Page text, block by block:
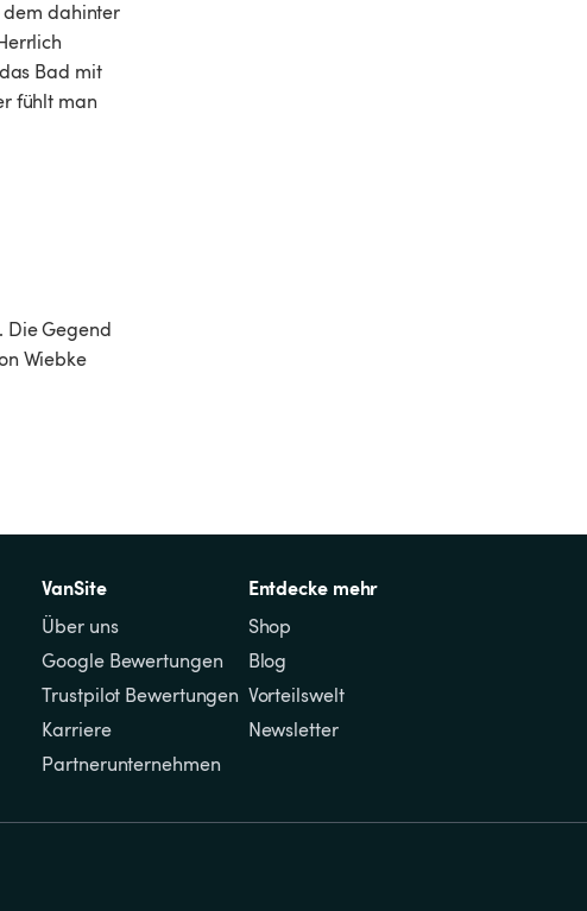
dem dahinter
Bad mit
fühlt man
Die Gegend
Wiebke
VanSite
Über uns
Google Bewertungen
Trustpilot Bewertungen
Karriere
Partnerunternehmen
Entdecke mehr
Shop
Blog
Vorteilswelt
Newsletter